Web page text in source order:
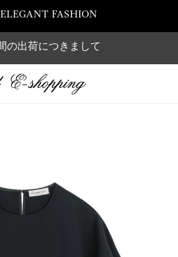
FASHION
の出荷につきまして